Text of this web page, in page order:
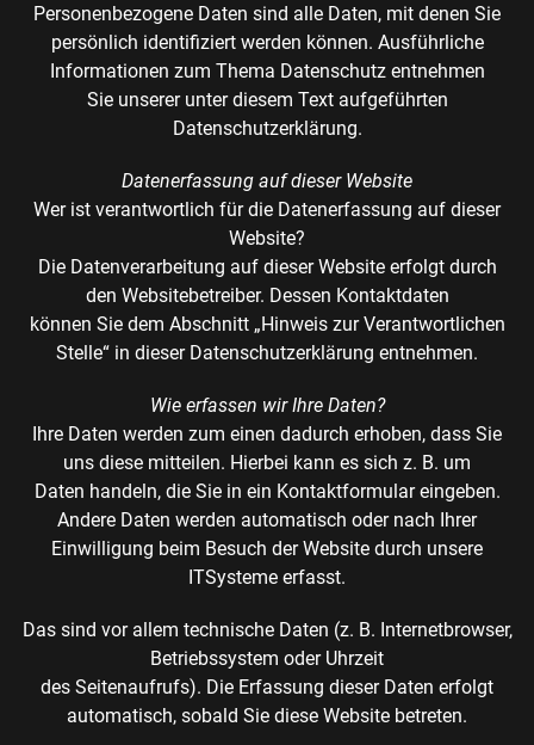
Personenbezogene Daten sind alle Daten, mit denen Sie
persönlich identifiziert werden können. Ausführliche
Informationen zum Thema Datenschutz entnehmen
Sie unserer unter diesem Text aufgeführten
Datenschutzerklärung.
Datenerfassung auf dieser Website
Wer ist verantwortlich für die Datenerfassung auf dieser
Website?
Die Datenverarbeitung auf dieser Website erfolgt durch
den Websitebetreiber. Dessen Kontaktdaten
können Sie dem Abschnitt „Hinweis zur Verantwortlichen
Stelle“ in dieser Datenschutzerklärung entnehmen.
Wie erfassen wir Ihre Daten?
Ihre Daten werden zum einen dadurch erhoben, dass Sie
uns diese mitteilen. Hierbei kann es sich z. B. um
Daten handeln, die Sie in ein Kontaktformular eingeben.
Andere Daten werden automatisch oder nach Ihrer
Einwilligung beim Besuch der Website durch unsere
ITSysteme erfasst.
Das sind vor allem technische Daten (z. B. Internetbrowser,
Betriebssystem oder Uhrzeit
des Seitenaufrufs). Die Erfassung dieser Daten erfolgt
automatisch, sobald Sie diese Website betreten.